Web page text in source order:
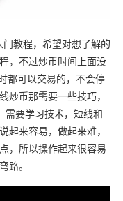
教程，希望对想了解的
，不过炒币时间上面没
都可以交易的，不会停
炒币那需要一些技巧，
需要学习技术，短线和
起来容易，做起来难，
，所以操作起来很容易
路。